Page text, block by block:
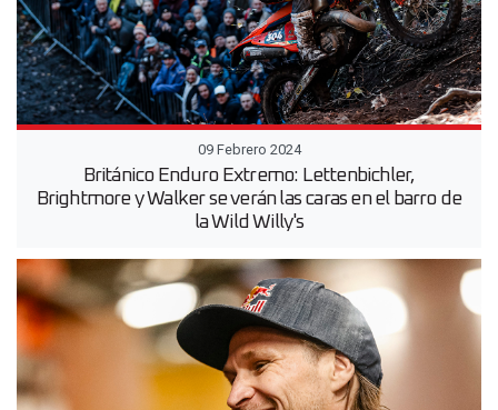
09 Febrero 2024
Británico Enduro Extremo: Lettenbichler,
Brightmore y Walker se verán las caras en el barro de
la Wild Willy's